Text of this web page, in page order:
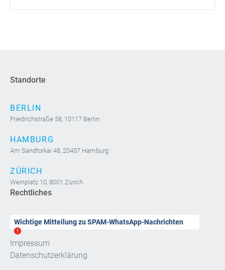
Standorte
BERLIN
Friedrichstraße 58, 10117 Berlin
HAMBURG
Am Sandtorkai 48, 20457 Hamburg
ZÜRICH
Weinplatz 10, 8001 Zürich
Rechtliches
Wichtige Mitteilung zu SPAM-WhatsApp-Nachrichten
Impressum
Datenschutzerklärung